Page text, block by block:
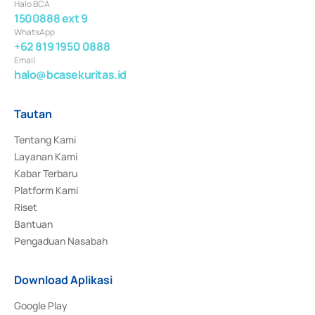
Halo BCA
1500888 ext 9
WhatsApp
+62 819 1950 0888
Email
halo@bcasekuritas.id
Tautan
Tentang Kami
Layanan Kami
Kabar Terbaru
Platform Kami
Riset
Bantuan
Pengaduan Nasabah
Download Aplikasi
Google Play